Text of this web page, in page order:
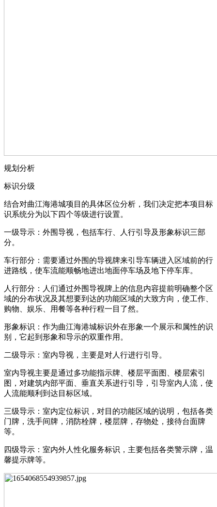
规划分析
标识分级
结合对曲江海港城项目的具体区位分析，我们决定把本项目标
识系统分为以下四个等级进行设置。
一级导示：外围导视，包括车行、人行引导及形象标识三部
分。
车行部分：需要通过外围的导视牌来引导车辆进入区域前的行
进路线，使车流能顺畅地进出地面停车场及地下停车库。
人行部分：人们通过外围导视牌上的信息内容提前明确整个区
域的分布状况及其想要到达的功能区域的大致方向，使工作、
购物、娱乐、用餐等各种行程一目了然。
形象标识：作为曲江海港城标识外在形象一个展示和属性的识
别，它起到形象和导示的双重作用。
二级导示：室内导视，主要是对人行进行引导。
室内导视主要是通过多功能指示牌、楼层平面图、楼层索引
图，对建筑内部平面、垂直关系进行引导，引导室内人流，使
人流能顺利到达目标区域。
三级导示：室内定位标识，对目的功能区域的说明，包括各类
门牌，洗手间牌，消防栓牌，楼层牌，存物处，接待台面牌
等。
四级导示：室内外人性化服务标识，主要包括各类警示牌，温
馨提示牌等。